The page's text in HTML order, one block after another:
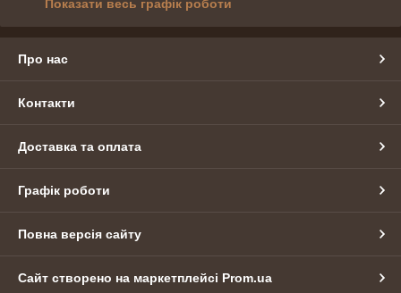
Показати весь графік роботи
Про нас
Контакти
Доставка та оплата
Графік роботи
Повна версія сайту
Сайт створено на маркетплейсі Prom.ua